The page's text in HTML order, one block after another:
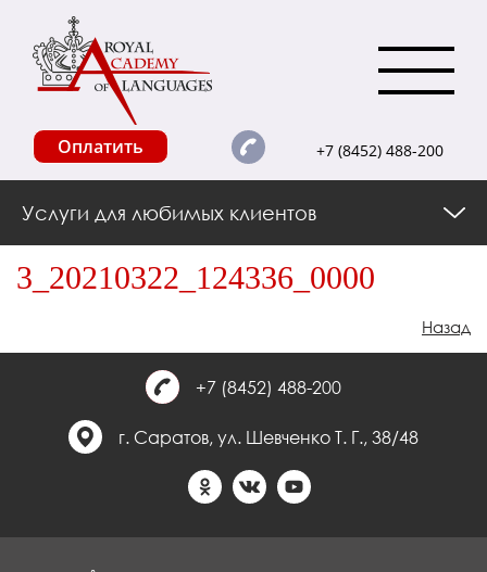
Оплатить +7 (8452) 488-200
Услуги для любимых клиентов
3_20210322_124336_0000
Назад
+7 (8452) 488-200
г. Саратов, ул. Шевченко Т. Г., 38/48